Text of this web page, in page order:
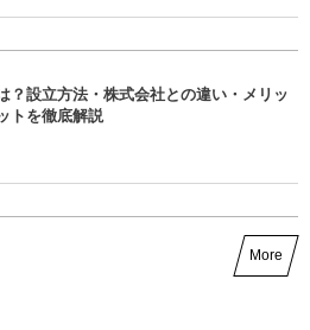
？設立方法・株式会社との違い・メリッ
トを徹底解説
More